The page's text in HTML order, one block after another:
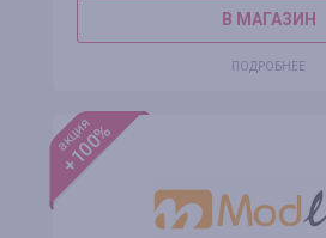
В МАГАЗИН
ПОДРОБНЕЕ
акция
+100%